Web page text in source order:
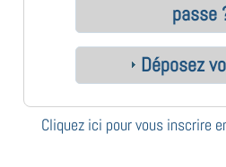
passe
Déposez
Cliquez ici pour vous inscrire